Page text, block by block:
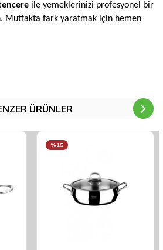
ile yemeklerinizi profesyonel bir
Mutfakta fark yaratmak için hemen
ÜRÜNLER
%15